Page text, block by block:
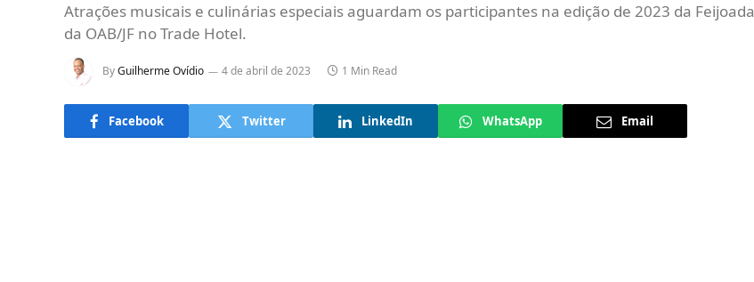
Atrações musicais e culinárias especiais aguardam os participantes na edição de 2023 da Feijoada
da OAB/JF no Trade Hotel.
ByGuilherme Ovídio 4 de abril de 2023 1 Min Read
Facebook Twitter LinkedIn WhatsApp Email